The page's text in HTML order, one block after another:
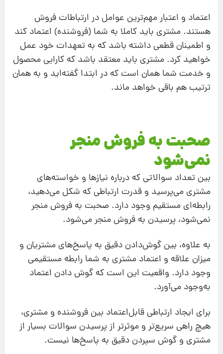
اعتماد و اعتبار مهم‌ترین عوامل در ارتباطات فروش
هستند. مشتری باید کاملا به شما (فروشنده) اعتماد کند
و اطمینان قطعی داشته باشد که به تعهدات خود عمل
خواهید کرد. مشتری باید معتقد باشد که کارایی محصول
و خدمت شما همان است که در ابتدا گفته‌‌اید و به همان
ترتیب هم باقی خواهد ماند.
صحبت به فروش منجر
نمی‌شود
بین تعداد سوالاتی که درباره نیازها و خواسته‌های
مشتری می‌پرسید و قدرت ارتباطی که شکل می‌دهید،
رابطه‌ای مستقیم وجود دارد. صحبت به فروش منجر
نمی‌شود، پرسیدن به فروش منجر می‌شود.
به علاوه، بین گوش‌دادن دقیق به پاسخ‌های مشتریان و
میزان علاقه و اعتماد مشتری به شما رابطه مستقیمی
وجود دارد. واقعیت این است که گوش دادن اعتماد
به‌وجود می‌آورد.
برای ایجاد ارتباطی قابل‌اعتماد بین فروشنده و مشتری،
هیچ راهی سریع‌تر و موثرتر از پرسیدن سوالات بسیار از
مشتری و گوش سپردن دقیق به پاسخ‌ها نیست.